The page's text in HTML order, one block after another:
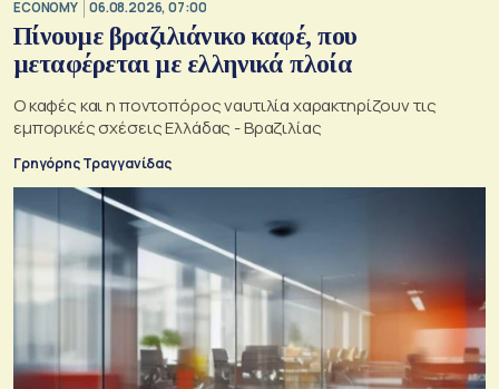
ECONOMY 06.08.2026, 07:00
Πίνουμε βραζιλιάνικο καφέ, που
μεταφέρεται με ελληνικά πλοία
Ο καφές και η ποντοπόρος ναυτιλία χαρακτηρίζουν τις
εμπορικές σχέσεις Ελλάδας - Βραζιλίας
Γρηγόρης Τραγγανίδας